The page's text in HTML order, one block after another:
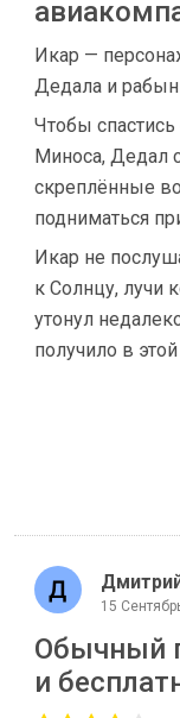
Икар —
Дедала и
Чтобы
Миноса, Дедал
скреплённые
подниматься
Икар не
к Солнцу, лучи
утонул
получило в
15
Обычный
и